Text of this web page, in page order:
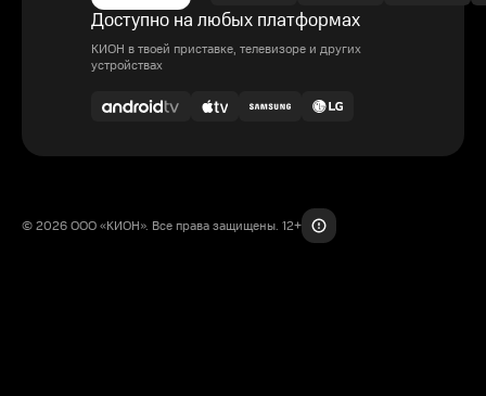
Доступно на любых платформах
КИОН в твоей приставке, телевизоре и других
устройствах
© 2026 ООО «КИОН». Все права защищены. 12+